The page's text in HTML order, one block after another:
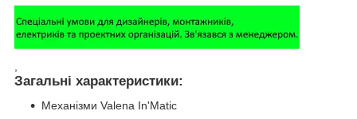
Загальні характеристики:
Механізми Valena In'Matic